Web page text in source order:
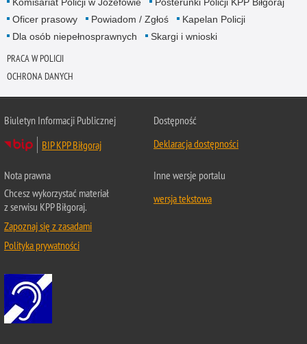
Komisariat Policji w Józefowie
Posterunki Policji KPP Biłgoraj
Oficer prasowy
Powiadom / Zgłoś
Kapelan Policji
Dla osób niepełnosprawnych
Skargi i wnioski
PRACA W POLICJI
OCHRONA DANYCH
Biuletyn Informacji Publicznej
BIP KPP Biłgoraj
Dostępność
Deklaracja dostępności
Nota prawna
Chcesz wykorzystać materiał
z serwisu KPP Biłgoraj.
Zapoznaj się z zasadami
Polityka prywatności
Inne wersje portalu
wersja tekstowa